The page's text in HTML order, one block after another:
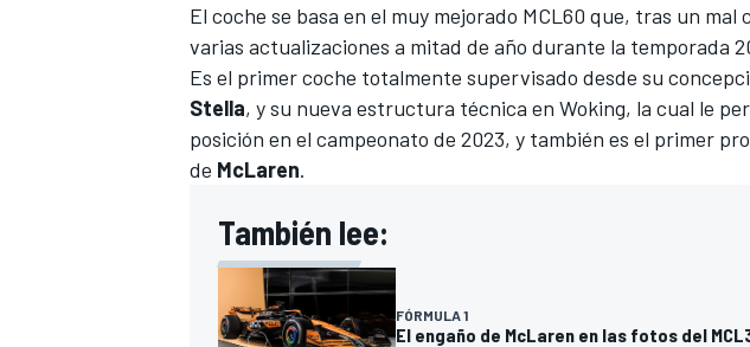
El coche se basa en el muy mejorado MCL60 que, tras un mal
varias actualizaciones a mitad de año durante la temporada
Es el primer coche totalmente supervisado desde su
Stella, y su nueva estructura técnica en Woking, la cual le
posición en el campeonato de 2023, y también es el primer
de McLaren.
También lee:
FÓRMULA 1
El engaño de McLaren en las fotos del